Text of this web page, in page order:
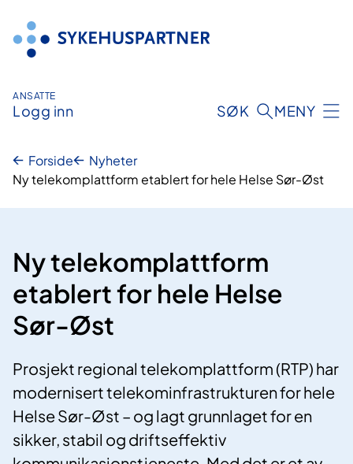
innhold
ANSATTE
Logg inn SØK MENY
Forside
Nyheter
Ny telekomplattform etablert for hele Helse Sør-Øst
Ny telekomplattform
etablert for hele Helse
Sør-Øst
Prosjekt regional telekomplattform (RTP) har
modernisert telekominfrastrukturen for hele
Helse Sør-Øst – og lagt grunnlaget for en
sikker, stabil og driftseffektiv